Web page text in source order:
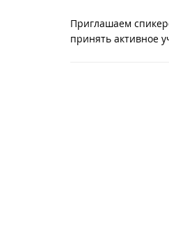
Приглашаем
принять активное